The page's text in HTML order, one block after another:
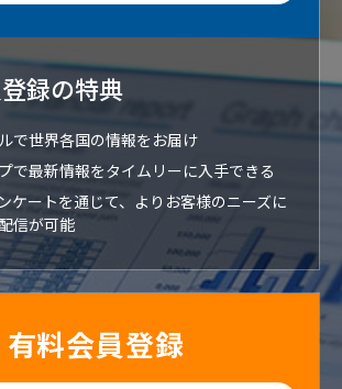
録の特典
で世界各国の情報をお届け
で最新情報をタイムリーに入手できる
ケートを通じて、よりお客様のニーズに
信が可能
有料会員登録